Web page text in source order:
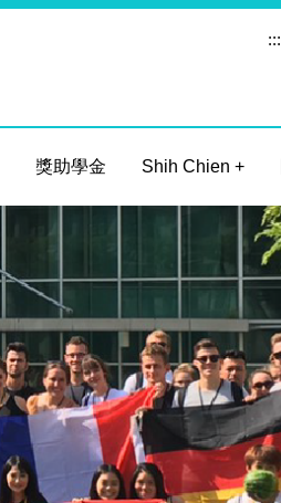
:::
獎助學金 Shih Chien +